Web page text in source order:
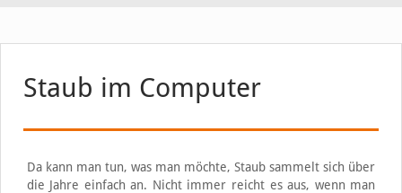
Staub im Computer
Da kann man tun, was man möchte, Staub sammelt sich über
die Jahre einfach an. Nicht immer reicht es aus, wenn man